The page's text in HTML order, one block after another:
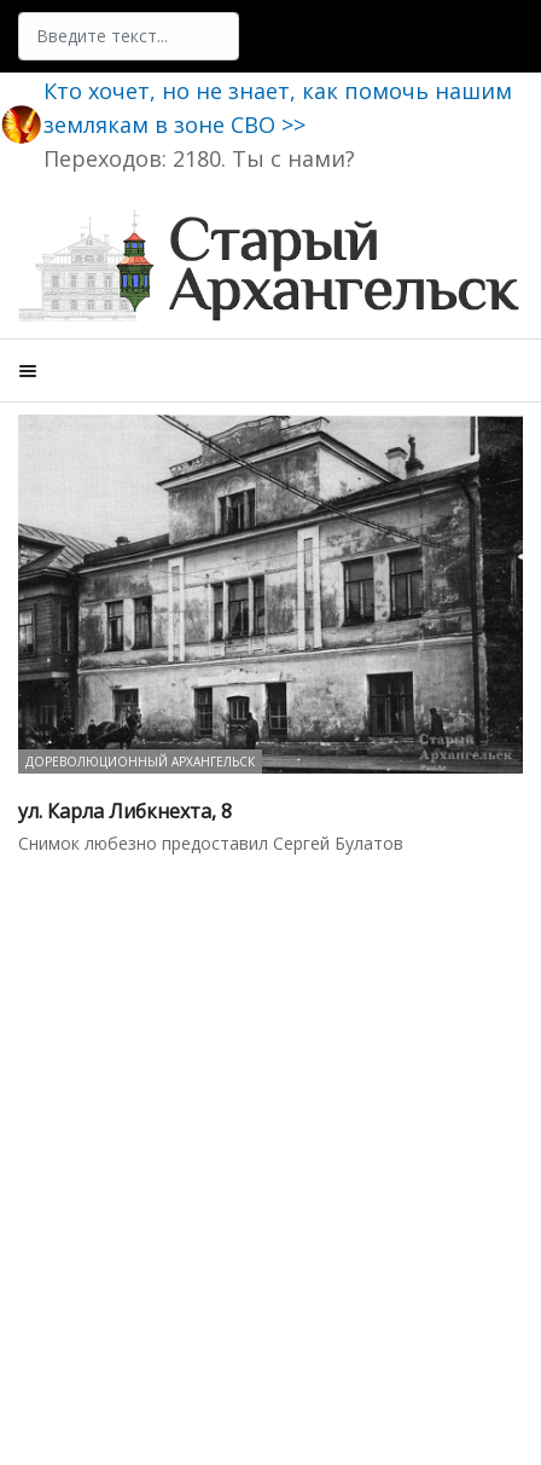
Поиск
Кто хочет, но не знает, как помочь нашим
землякам в зоне СВО >>
Переходов: 2180. Ты с нами?
ДОРЕВОЛЮЦИОННЫЙ АРХАНГЕЛЬСК
ул. Карла Либкнехта, 8
Снимок любезно предоставил Сергей Булатов